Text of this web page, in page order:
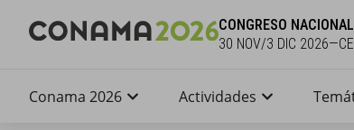
CONGRESO
30 NOV/3 DIC
Conama 2026 Actividades